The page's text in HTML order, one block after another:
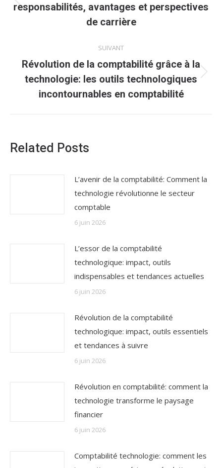
Article
précédent
responsabilités, avantages et perspectives
de carrière
SUIVANT
Article
suivant
Révolution de la comptabilité grâce à la
technologie: les outils technologiques
incontournables en comptabilité
Related Posts
L’avenir de la comptabilité: Comment la
technologie révolutionne le secteur
comptable
6 juin 2026
L’essor de la comptabilité
technologique: impact, outils
indispensables et tendances actuelles
6 juin 2026
Révolution de la comptabilité
technologique: impact, outils essentiels
et tendances à suivre
6 juin 2026
Révolution en comptabilité: comment la
technologie transforme le paysage
financier
6 juin 2026
Comptabilité technologie: comment les